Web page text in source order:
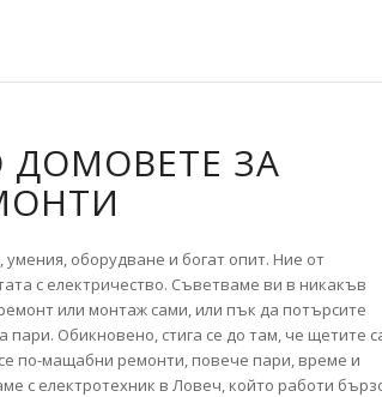
ДОМОВЕТЕ ЗА
оборудване и богат опит. Ние от
с електричество. Съветваме ви в никакъв
или монтаж сами, или пък да потърсите
Обикновено, стига се до там, че щетите
по-мащабни ремонти, повече пари, време и
с електротехник в Ловеч, който работи